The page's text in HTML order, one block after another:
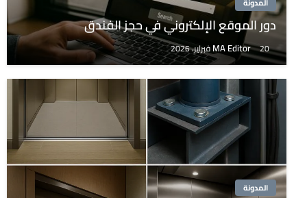
المدونة
دور الموقع الإلكتروني في حجز الفندق
MA Editor 20 فبراير، 2026
المدونة